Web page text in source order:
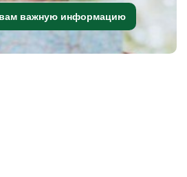
важную информацию